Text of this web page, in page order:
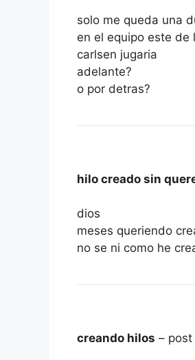
solo me queda una
en el equipo este de
carlsen jugaria
adelante?
o por detras?
hilo creado sin
dios
meses queriendo
no se ni como he
creando hilos –